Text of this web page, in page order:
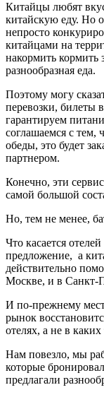
Китайцы любят
китайскую еду. Но
непросто
китайцами на
накормить кормить
разнообразная еда.
Поэтому могу
перевозки, билеты
гарантируем
соглашаемся с тем,
обеды, это будет
партнером.
Конечно, эти
самой большой
Но, тем не менее,
Что касается
предложение, а
действительно
Москве, и в Санкт-
И по-прежнему мест
рынок
отелях, а не в
Нам повезло, мы
которые
предлагали